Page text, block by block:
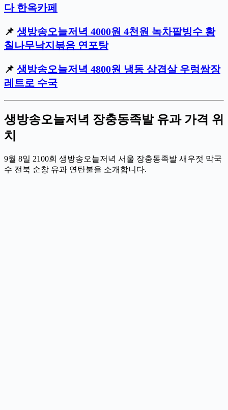
다 한옥카페
📌 생방송오늘저녁 4000원 4천원 녹차팥빙수 황
칠나무낙지볶음 연포탕
📌 생방송오늘저녁 4800원 냉동 삼겹살 우렁쌈장
레트로 수국
생방송오늘저녁 장충동족발 유과 가격 위
치
9월 8일 2100회 생방송오늘저녁 서울 장충동족발 새우젓 막국
수 전북 순창 유과 연탄불을 소개합니다.